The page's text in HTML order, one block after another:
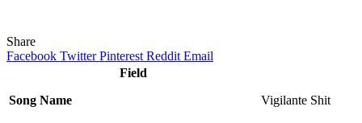
Share
Facebook Twitter Pinterest Reddit Email
Field
Song Name
Vigilante Shit